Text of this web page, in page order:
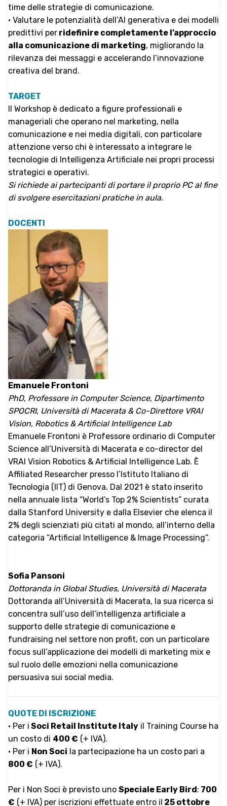
time delle strategie di comunicazione.
• Valutare le potenzialità dell’AI generativa e dei modelli
predittivi per ridefinire completamente l’approccio
alla comunicazione di marketing, migliorando la
rilevanza dei messaggi e accelerando l’innovazione
creativa del brand.
TARGET
Il Workshop è dedicato a figure professionali e
manageriali che operano nel marketing, nella
comunicazione e nei media digitali, con particolare
attenzione verso chi è interessato a integrare le
tecnologie di Intelligenza Artificiale nei propri processi
strategici e operativi.
Si richiede ai partecipanti di portare il proprio PC al fine
di svolgere esercitazioni pratiche in aula.
DOCENTI
Emanuele Frontoni
PhD, Professore in Computer Science, Dipartimento
SPOCRI, Università di Macerata & Co-Direttore VRAI
Vision, Robotics & Artificial Intelligence Lab
Emanuele Frontoni è Professore ordinario di Computer
Science all’Università di Macerata e co-director del
VRAI Vision Robotics & Artificial Intelligence Lab. È
Affiliated Researcher presso l’Istituto Italiano di
Tecnologia (IIT) di Genova. Dal 2021 è stato inserito
nella annuale lista “World’s Top 2% Scientists” curata
dalla Stanford University e dalla Elsevier che elenca il
2% degli scienziati più citati al mondo, all’interno della
categoria “Artificial Intelligence & Image Processing”.
Sofia Pansoni
Dottoranda in Global Studies, Università di Macerata
Dottoranda all’Università di Macerata, la sua ricerca si
concentra sull’uso dell’intelligenza artificiale a
supporto delle strategie di comunicazione e
fundraising nel settore non profit, con un particolare
focus sull’applicazione dei modelli di marketing mix e
sul ruolo delle emozioni nella comunicazione
persuasiva sui social media.
QUOTE DI ISCRIZIONE
• Per i Soci Retail Institute Italy il Training Course ha
un costo di 400 € (+ IVA).
• Per i Non Soci la partecipazione ha un costo pari a
800 € (+ IVA).
Per i Non Soci è previsto uno Speciale Early Bird : 700
€ (+ IVA) per iscrizioni effettuate entro il 25 ottobre